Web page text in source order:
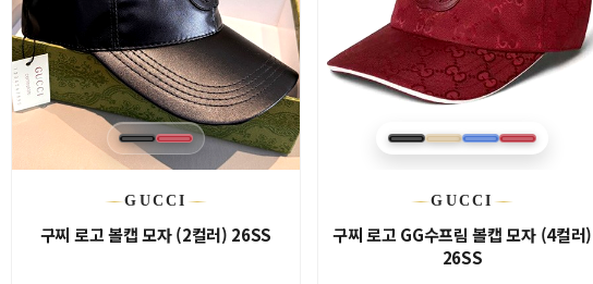
GUCCI
구찌 로고 볼캡 모자 (2컬러) 26SS
GUCCI
구찌 로고 GG수프림 볼캡 모자 (4컬러)
26SS